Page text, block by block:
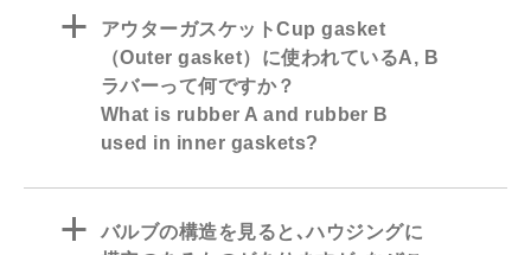
a
アウターガスケットCup gasket
（Outer gasket）に使われているA, B
ラバーって何ですか？
What is rubber A and rubber B
used in inner gaskets?
a
バルブの構造を見ると､ハウジングに